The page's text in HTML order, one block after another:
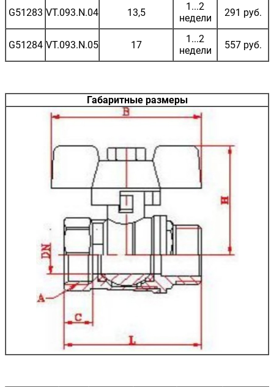
G51283 VT.093.N.04 13,5
1...2
недели
291 руб.
G51284 VT.093.N.05 17
1...2
недели
557 руб.
Габаритные размеры